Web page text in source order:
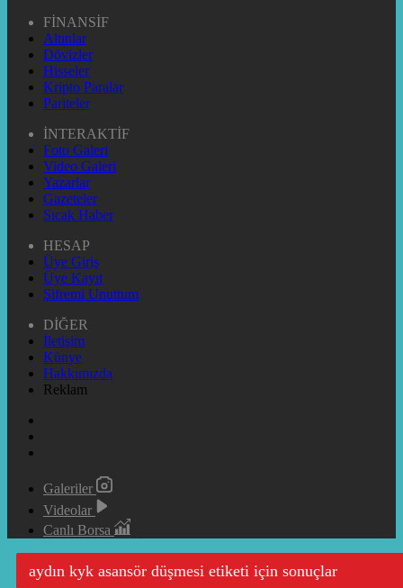
FİNANSİF
Altınlar
Dövizler
Hisseler
Kripto Paralar
Pariteler
İNTERAKTİF
Foto Galeri
Video Galeri
Yazarlar
Gazeteler
Sıcak Haber
HESAP
Üye Giriş
Üye Kayıt
Şifremi Unuttum
DİĞER
İletişim
Künye
Hakkımızda
Reklam
Galeriler
Videolar
Canlı Borsa
aydın kyk asansör düşmesi etiketi için sonuçlar